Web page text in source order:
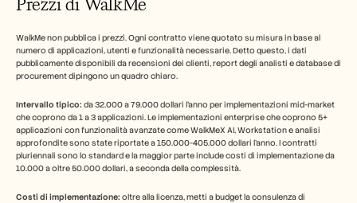
WalkMe non pubblica i prezzi. Ogni contratto viene quotato su misura in base al
numero di applicazioni, utenti e funzionalità necessarie. Detto questo, i dati
pubblicamente disponibili da recensioni dei clienti, report degli analisti e database di
procurement dipingono un quadro chiaro.
Intervallo tipico: da 32.000 a 79.000 dollari l'anno per implementazioni mid-market
che coprono da 1 a 3 applicazioni. Le implementazioni enterprise che coprono 5+
applicazioni con funzionalità avanzate come WalkMeX AI, Workstation e analisi
approfondite sono state riportate a 150.000-405.000 dollari l'anno. I contratti
pluriennali sono lo standard e la maggior parte include costi di implementazione da
10.000 a oltre 50.000 dollari, a seconda della complessità.
Costi di implementazione: oltre alla licenza, metti a budget la consulenza di